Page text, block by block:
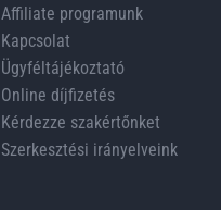
Affiliate programunk
Kapcsolat
Ügyféltájékoztató
Online díjfizetés
Kérdezze szakértőnket
Szerkesztési irányelveink